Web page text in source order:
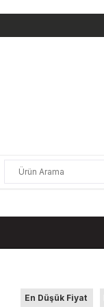
En Düşük Fiyat